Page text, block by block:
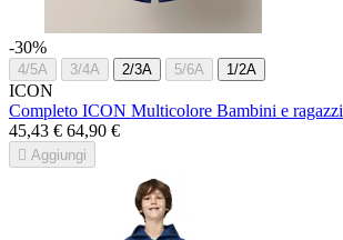
-30%
4/5A 3/4A 2/3A 5/6A 1/2A
ICON
Completo ICON Multicolore Bambini e ragazzi
45,43 € 64,90 €
 Aggiungi